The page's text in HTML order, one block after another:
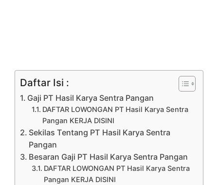
Daftar Isi :
Gaji PT Hasil Karya Sentra Pangan
DAFTAR LOWONGAN PT Hasil Karya Sentra
Pangan KERJA DISINI
Sekilas Tentang PT Hasil Karya Sentra
Pangan
Besaran Gaji PT Hasil Karya Sentra Pangan
DAFTAR LOWONGAN PT Hasil Karya Sentra
Pangan KERJA DISINI